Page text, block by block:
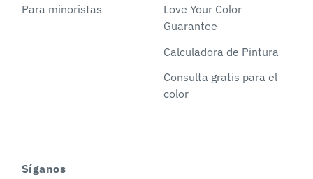
Para minoristas
Love Your Color
Guarantee
Calculadora de Pintura
Consulta gratis para el
color
Síganos